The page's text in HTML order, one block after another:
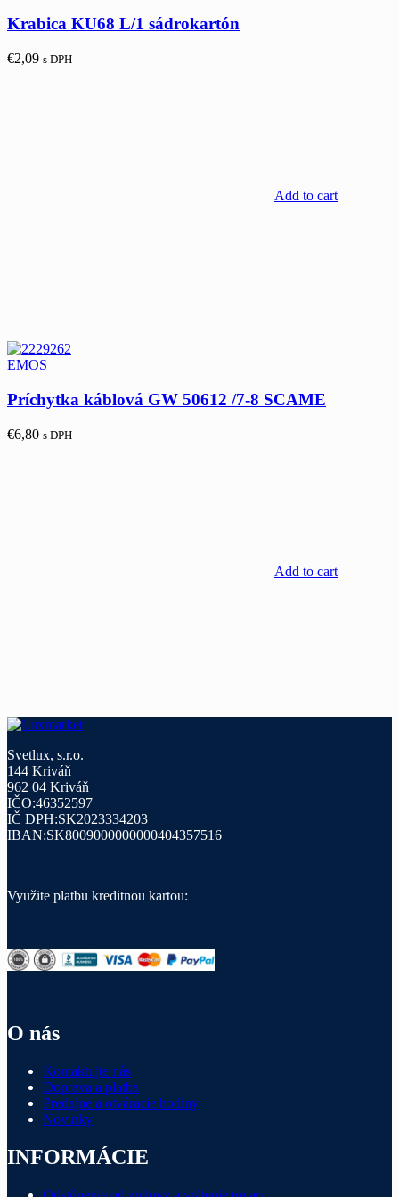
Krabica KU68 L/1 sádrokartón
€2,09 s DPH
Add to cart
EMOS
Príchytka káblová GW 50612 /7-8 SCAME
€6,80 s DPH
Add to cart
Svetlux, s.r.o.
144 Kriváň
962 04 Kriváň
IČO:46352597
IČ DPH:SK2023334203
IBAN:SK8009000000000404357516
Využite platbu kreditnou kartou:
O nás
Kontaktujte nás
Doprava a platba
Predajne a otváracie hodiny
Novinky
INFORMÁCIE